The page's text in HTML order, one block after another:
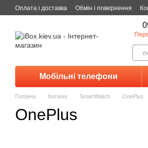
Перейти до основного контенту
Оплата і доставка Обмін і повернення
Мобільні телефони
Головна Каталог SmartWatch OnePlus
OnePlus